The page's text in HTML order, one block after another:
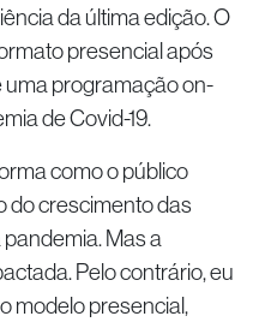
da última edição. O
presencial após
uma programação on-
de Covid-19.
como o público
do crescimento das
Mas a
Pelo contrário, eu
modelo presencial,